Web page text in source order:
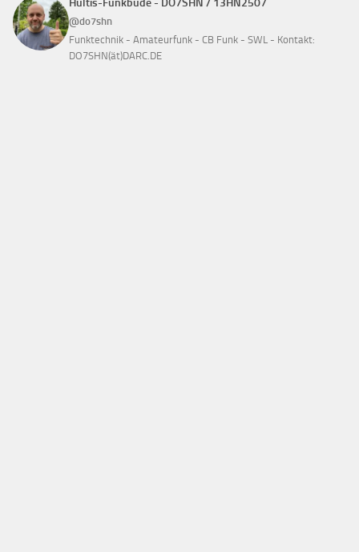
@do7shn
Funktechnik - Amateurfunk - CB Funk - SWL - Kontakt:
DO7SHN(ät)DARC.DE